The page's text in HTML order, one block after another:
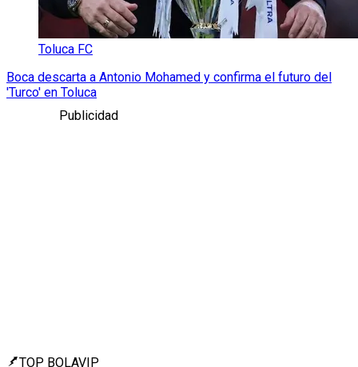
Toluca FC
Boca descarta a Antonio Mohamed y confirma el futuro del
'Turco' en Toluca
Publicidad
TOP BOLAVIP